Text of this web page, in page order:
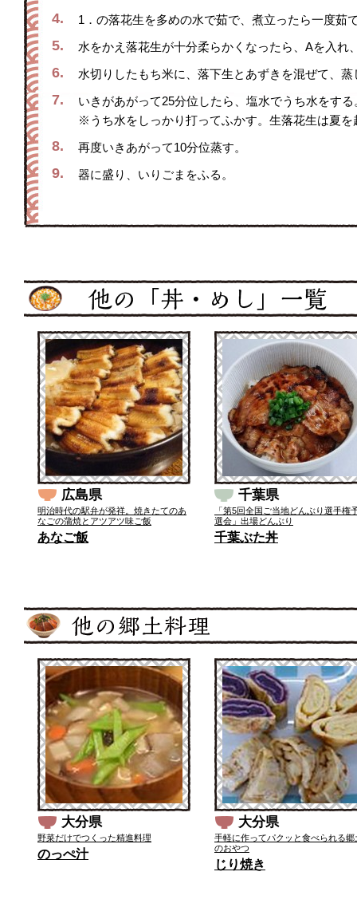
4. 1．の落花生を多めの水で茹で、煮立ったら一度茹
5. 水をかえ落花生が十分柔らかくなったら、Aを入れ
6. 水切りしたもち米に、落下生とあずきを混ぜて、
7.
いきがあがって25分位したら、塩水でうち水をする
※うち水をしっかり打ってふかす。生落花生は夏
8. 再度いきあがって10分位蒸す。
9. 器に盛り、いりごまをふる。
広島県
明治時代の駅弁が発祥。焼きたてのあ
なごの蒲焼とアツアツ味ご飯
あなご飯
千葉県
「第5回全国ご当地どんぶり選手権
選会」出場どんぶり
千葉ぶた丼
大分県
野菜だけでつくった精進料理
のっぺ汁
大分県
手軽に作ってパクッと食べられる郷
のおやつ
じり焼き